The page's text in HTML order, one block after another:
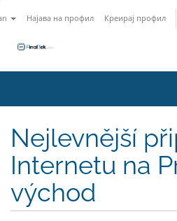
Најава на профил Креирај профил
Nejlevnější
Internetu na
východ